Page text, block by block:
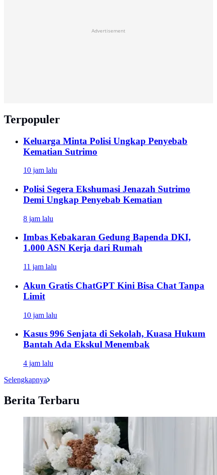
Advertisement
Terpopuler
Keluarga Minta Polisi Ungkap Penyebab
Kematian Sutrimo
10 jam lalu
Polisi Segera Ekshumasi Jenazah Sutrimo
Demi Ungkap Penyebab Kematian
8 jam lalu
Imbas Kebakaran Gedung Bapenda DKI,
1.000 ASN Kerja dari Rumah
11 jam lalu
Akun Gratis ChatGPT Kini Bisa Chat Tanpa
Limit
10 jam lalu
Kasus 996 Senjata di Sekolah, Kuasa Hukum
Bantah Ada Ekskul Menembak
4 jam lalu
Selengkapnya
Berita Terbaru